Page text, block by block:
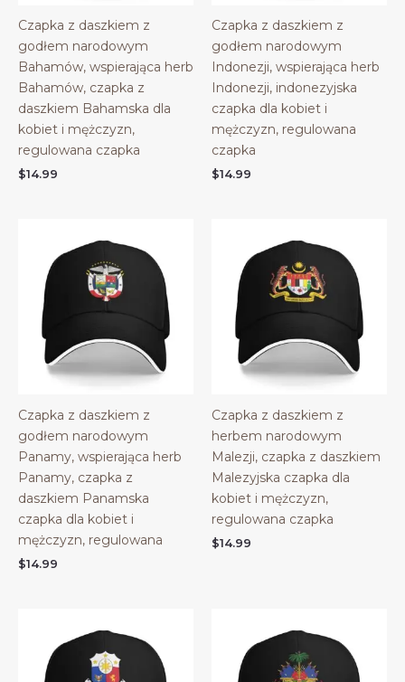
Czapka z daszkiem z
godłem narodowym
Bahamów, wspierająca herb
Bahamów, czapka z
daszkiem Bahamska dla
kobiet i mężczyzn,
regulowana czapka
$14.99
Czapka z daszkiem z
godłem narodowym
Indonezji, wspierająca herb
Indonezji, indonezyjska
czapka dla kobiet i
mężczyzn, regulowana
czapka
$14.99
Czapka z daszkiem z
godłem narodowym
Panamy, wspierająca herb
Panamy, czapka z
daszkiem Panamska
czapka dla kobiet i
mężczyzn, regulowana
$14.99
Czapka z daszkiem z
herbem narodowym
Malezji, czapka z daszkiem
Malezyjska czapka dla
kobiet i mężczyzn,
regulowana czapka
$14.99